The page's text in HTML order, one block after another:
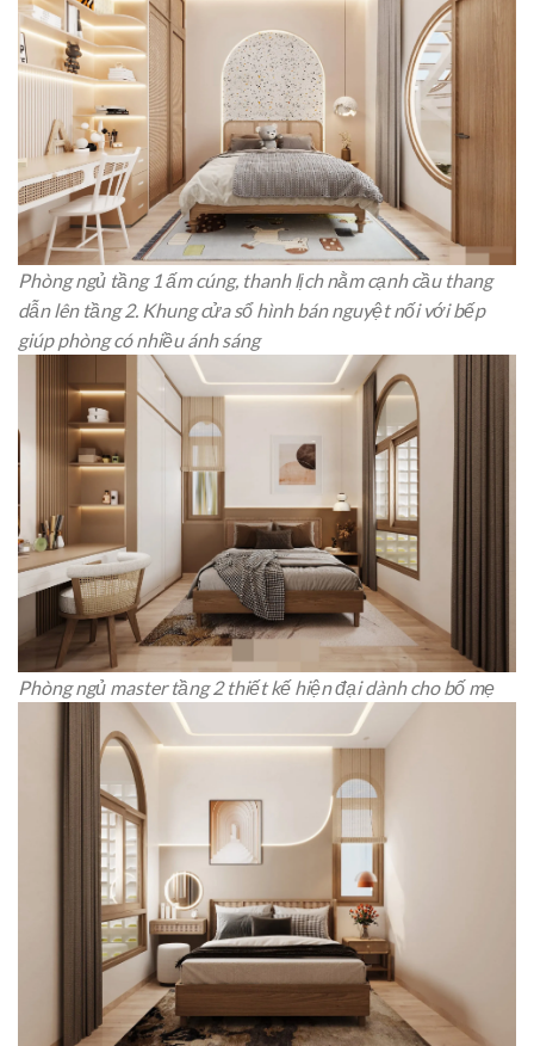
Phòng ngủ tầng 1 ấm cúng, thanh lịch nằm cạnh cầu thang
dẫn lên tầng 2. Khung cửa sổ hình bán nguyệt nối với bếp
giúp phòng có nhiều ánh sáng
Phòng ngủ master tầng 2 thiết kế hiện đại dành cho bố mẹ